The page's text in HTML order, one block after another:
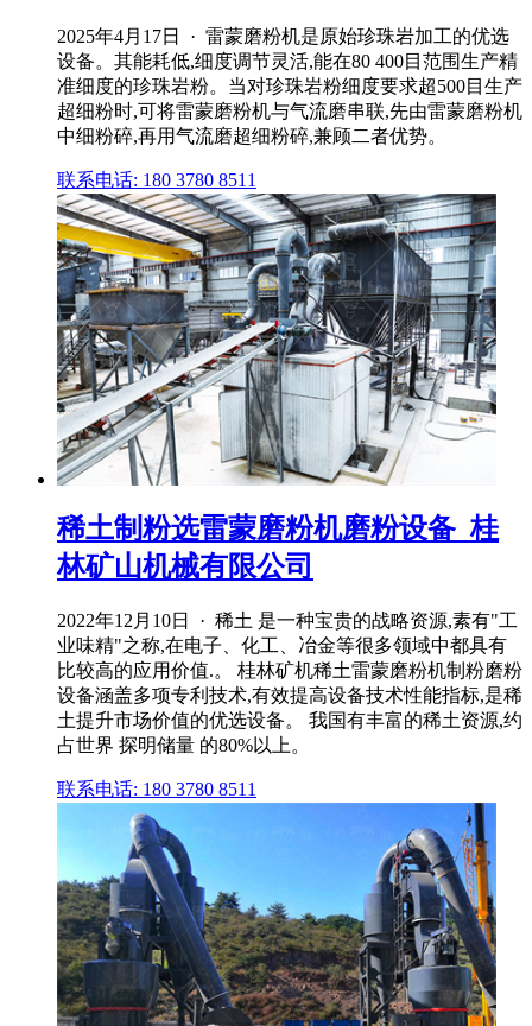
2025年4月17日 · 雷蒙磨粉机是原始珍珠岩加工的优选
设备。其能耗低,细度调节灵活,能在80 400目范围生产精
准细度的珍珠岩粉。当对珍珠岩粉细度要求超500目生产
超细粉时,可将雷蒙磨粉机与气流磨串联,先由雷蒙磨粉机
中细粉碎,再用气流磨超细粉碎,兼顾二者优势。
联系电话: 180 3780 8511
稀土制粉选雷蒙磨粉机磨粉设备_桂
林矿山机械有限公司
2022年12月10日 · 稀土 是一种宝贵的战略资源,素有"工
业味精"之称,在电子、化工、冶金等很多领域中都具有
比较高的应用价值.。 桂林矿机稀土雷蒙磨粉机制粉磨粉
设备涵盖多项专利技术,有效提高设备技术性能指标,是稀
土提升市场价值的优选设备。 我国有丰富的稀土资源,约
占世界 探明储量 的80%以上。
联系电话: 180 3780 8511